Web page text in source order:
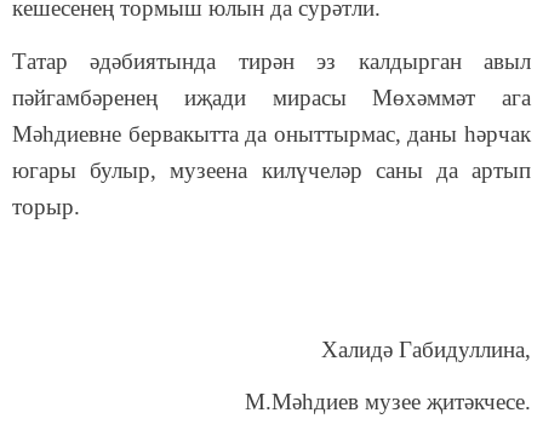
кешесенең тормыш юлын да сурәтли.
Татар әдәбиятында тирән эз калдырган авыл
пәйгамбәренең иҗади мирасы Мөхәммәт ага
Мәһдиевне бервакытта да оныттырмас, даны һәрчак
югары булыр, музеена килүчеләр саны да артып
торыр.
Халидә Габидуллина,
М.Мәһдиев музее җитәкчесе.